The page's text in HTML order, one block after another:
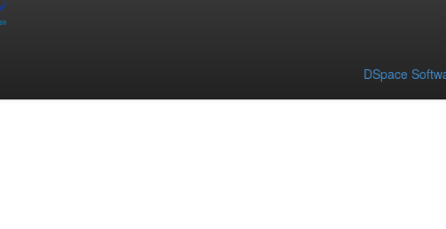
DSpace